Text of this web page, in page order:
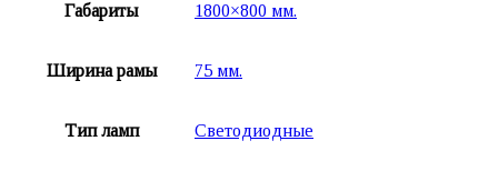
Габариты 1800×800 мм.
Ширина рамы 75 мм.
Тип ламп Светодиодные